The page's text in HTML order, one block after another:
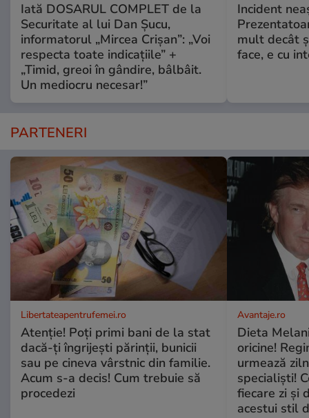
Iată DOSARUL COMPLET de la
Securitate al lui Dan Șucu,
informatorul „Mircea Crișan”: „Voi
respecta toate indicațiile” +
„Timid, greoi în gândire, bâlbâit.
Un mediocru necesar!”
Incident
mult decât
face, e cu
PARTENERI
Libertateapentrufemei.ro
Atenție! Poți primi bani de la stat
dacă-ți îngrijești părinții, bunicii
sau pe cineva vârstnic din familie.
Acum s-a decis! Cum trebuie să
procedezi
Avantaje.ro
Dieta
oricine!
urmează
specialiști!
fiecare zi și
acestui stil